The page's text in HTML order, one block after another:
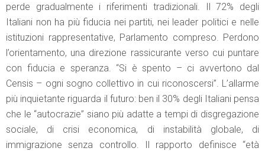
perde gradualmente i riferimenti tradizionali. Il 72% degli
Italiani non ha più fiducia nei partiti, nei leader politici e nelle
istituzioni rappresentative, Parlamento compreso. Perdono
l’orientamento, una direzione rassicurante verso cui puntare
con fiducia e speranza. “Si è spento – ci avvertono dal
Censis – ogni sogno collettivo in cui riconoscersi”. L’allarme
più inquietante riguarda il futuro: ben il 30% degli Italiani pensa
che le “autocrazie” siano più adatte a tempi di disgregazione
sociale, di crisi economica, di instabilità globale, di
immigrazione senza controllo. Il rapporto definisce “età